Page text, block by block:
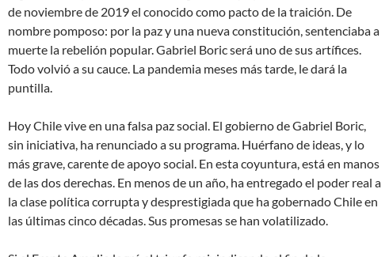
de noviembre de 2019 el conocido como pacto de la traición. De
nombre pomposo: por la paz y una nueva constitución, sentenciaba a
muerte la rebelión popular. Gabriel Boric será uno de sus artífices.
Todo volvió a su cauce. La pandemia meses más tarde, le dará la
puntilla.
Hoy Chile vive en una falsa paz social. El gobierno de Gabriel Boric,
sin iniciativa, ha renunciado a su programa. Huérfano de ideas, y lo
más grave, carente de apoyo social. En esta coyuntura, está en manos
de las dos derechas. En menos de un año, ha entregado el poder real a
la clase política corrupta y desprestigiada que ha gobernado Chile en
las últimas cinco décadas. Sus promesas se han volatilizado.